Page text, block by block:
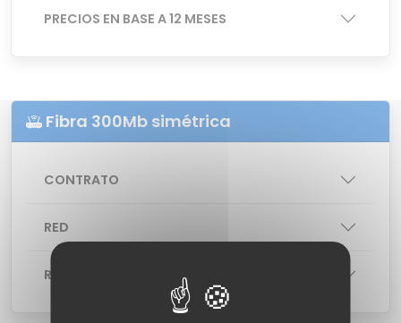
PRECIOS EN BASE A 12 MESES
Fibra 300Mb simétrica
CONTRATO
RED
ROUTER : Router Livebox